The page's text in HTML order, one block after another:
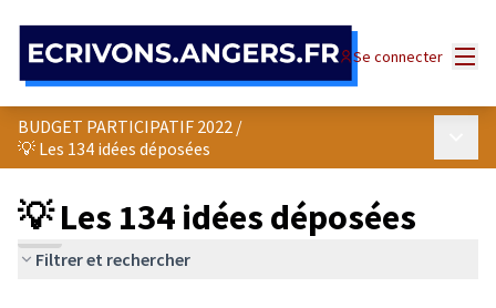
Se connecter
BUDGET PARTICIPATIF 2022 /
💡 Les 134 idées déposées
💡 Les 134 idées déposées
Filtrer et rechercher